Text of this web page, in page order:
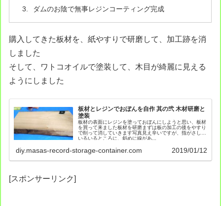
ダムのお陰で無事レジンコーティング完成
購入してきた板材を、紙やすりで研磨して、加工跡を消
しました
そして、ワトコオイルで塗装して、木目が綺麗に見える
ようにしました
板材とレジンでおぼんを自作 其の弐 木材研磨と
塗装
板材の表面にレジンを塗っておぼんにしようと思い、板材
を買って来ました板材を研磨まずは板の加工の後をやすり
で削って消していきます写真見え辛いですが、指がさして
いるいるところに、斜めに線があ...
diy.masas-record-storage-container.com 2019/01/12
[スポンサーリンク]